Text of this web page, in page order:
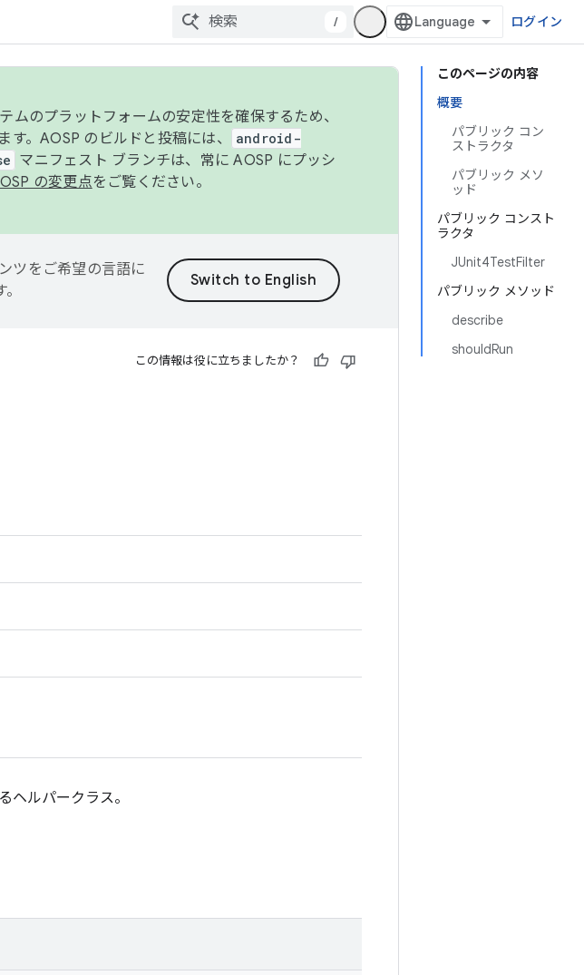
/ ログイン
このページの内容
概要
パブリック コン
ストラクタ
パブリック メソ
ッド
パブリック コンスト
ラクタ
JUnit4TestFilter
パブリック メソッド
describe
shouldRun
のプラットフォームの安定性を確保するため、
。AOSP のビルドと投稿には、
android-
マニフェスト ブランチは、常に AOSP にプッシ
の変更点をご覧ください。
ツをご希望の言語に
この情報は役に立ちましたか？
ヘルパークラス。